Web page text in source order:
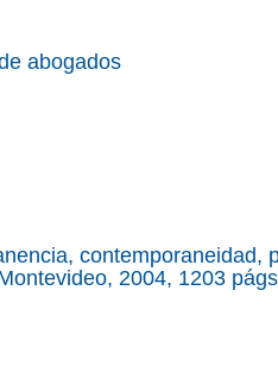
abogados
contemporaneidad,
2004, 1203